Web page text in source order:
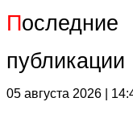
Последние
публикации
05 августа 2026 |